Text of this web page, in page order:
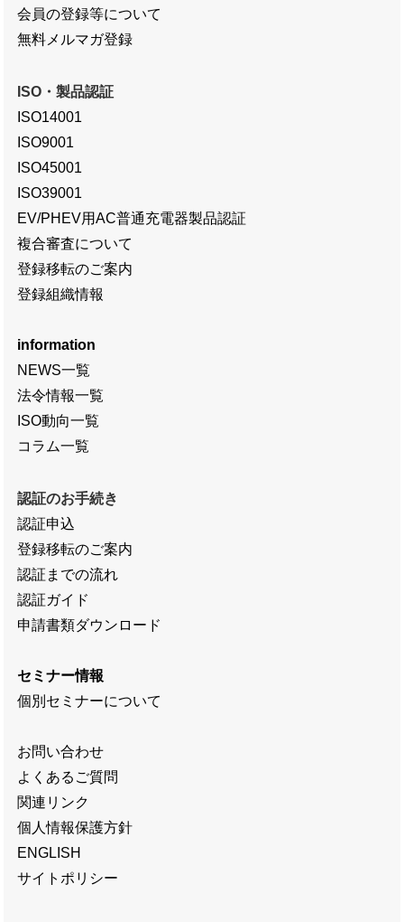
会員の登録等について
無料メルマガ登録
ISO・製品認証
ISO14001
ISO9001
ISO45001
ISO39001
EV/PHEV用AC普通充電器製品認証
複合審査について
登録移転のご案内
登録組織情報
information
NEWS一覧
法令情報一覧
ISO動向一覧
コラム一覧
認証のお手続き
認証申込
登録移転のご案内
認証までの流れ
認証ガイド
申請書類ダウンロード
セミナー情報
個別セミナーについて
お問い合わせ
よくあるご質問
関連リンク
個人情報保護方針
ENGLISH
サイトポリシー